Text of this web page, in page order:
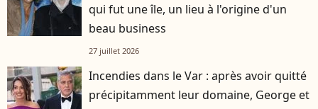
qui fut une île, un lieu à l'origine d'un
beau business
27 juillet 2026
Incendies dans le Var : après avoir quitté
précipitamment leur domaine, George et